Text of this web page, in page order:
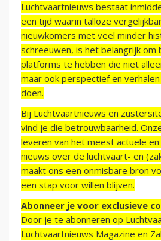
Luchtvaartnieuws bestaat
een tijd waarin talloze
nieuwkomers met veel minder
schreeuwen, is het belangrijk om
platforms te hebben die niet
maar ook perspectief en
doen.
Bij Luchtvaartnieuws en
vind je die betrouwbaarheid.
leveren van het meest actuele en
nieuws over de luchtvaart- en
maakt ons een onmisbare bron
een stap voor willen blijven.
Abonneer je voor exclusieve
Door je te abonneren op
Luchtvaartnieuws Magazine en